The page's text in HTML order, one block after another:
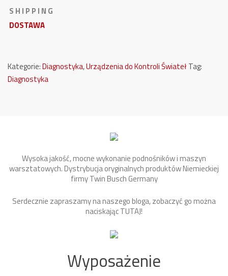
S H I P P I N G
DOSTAWA
Kategorie:Diagnostyka,Urządzenia do Kontroli ŚwiatełTag:
Diagnostyka
Wysoka jakość, mocne wykonanie podnośników i maszyn
warsztatowych. Dystrybucja oryginalnych produktów Niemieckiej
firmy Twin Busch Germany
Serdecznie zapraszamy na naszego bloga, zobaczyć go można
naciskającTUTAJ!
Wyposażenie